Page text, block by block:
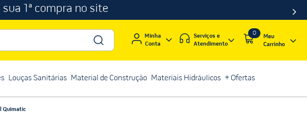
1ª compra no site
Minha
Conta
Serviços e
Atendimento
0
Louças Sanitárias Material de Construção Materiais Hidráulicos + Ofertas
Quimatic